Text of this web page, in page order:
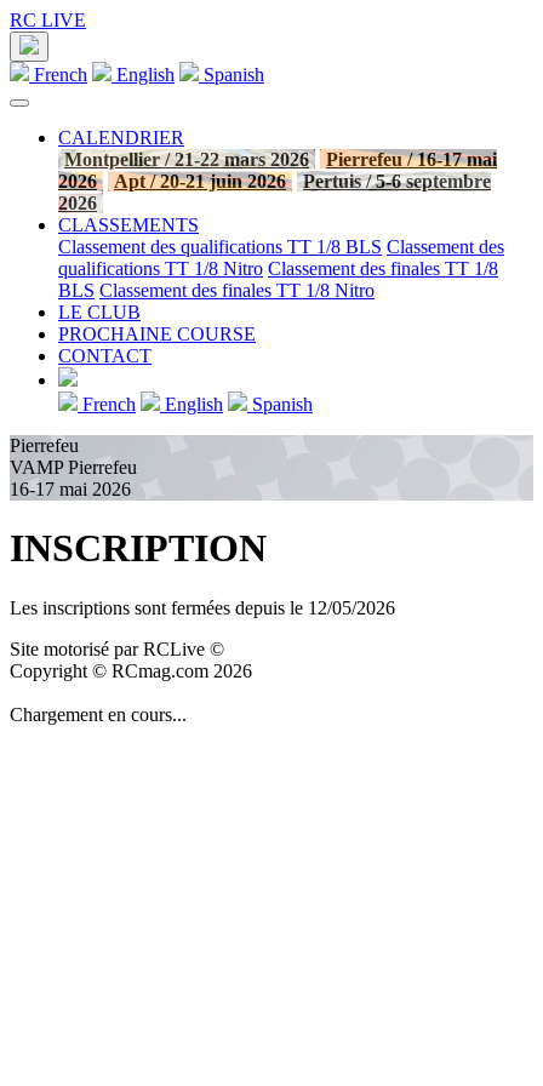
RC LIVE
French English Spanish
CALENDRIER
Montpellier / 21-22 mars 2026
Pierrefeu / 16-17 mai
2026
Apt / 20-21 juin 2026
Pertuis / 5-6 septembre
2026
CLASSEMENTS
Classement des qualifications TT 1/8 BLS Classement des
qualifications TT 1/8 Nitro Classement des finales TT 1/8
BLS Classement des finales TT 1/8 Nitro
LE CLUB
PROCHAINE COURSE
CONTACT
French English
Spanish
Pierrefeu
VAMP Pierrefeu
16-17 mai 2026
INSCRIPTION
Les inscriptions sont fermées depuis le 12/05/2026
Site motorisé par RCLive ©
Copyright © RCmag.com 2026
Chargement en cours...